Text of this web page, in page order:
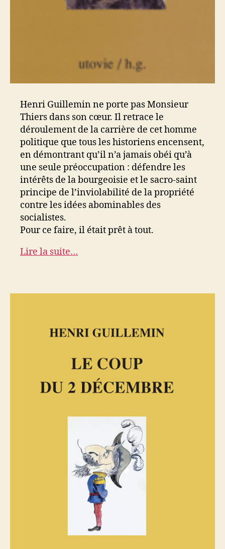
Henri Guillemin ne porte pas Monsieur
Thiers dans son cœur. Il retrace le
déroulement de la carrière de cet homme
politique que tous les historiens encensent,
en démontrant qu’il n’a jamais obéi qu’à
une seule préoccupation : défendre les
intérêts de la bourgeoisie et le sacro-saint
principe de l’inviolabilité de la propriété
contre les idées abominables des
socialistes.
Pour ce faire, il était prêt à tout.
Lire la suite…